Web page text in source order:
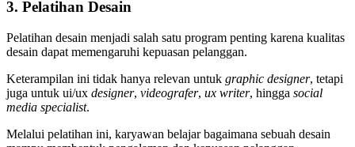
3. Pelatihan Desain
Pelatihan desain menjadi salah satu program penting karena kualitas
desain dapat memengaruhi kepuasan pelanggan.
Keterampilan ini tidak hanya relevan untuk graphic designer, tetapi
juga untuk ui/ux designer, videografer, ux writer, hingga social
media specialist.
Melalui pelatihan ini, karyawan belajar bagaimana sebuah desain